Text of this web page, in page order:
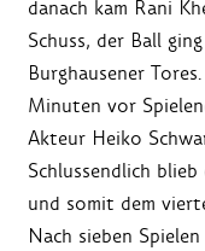
danach kam Rani
Schuss, der Ball
Burghausener
Minuten vor
Akteur Heiko
Schlussendlich
und somit dem
Nach sieben